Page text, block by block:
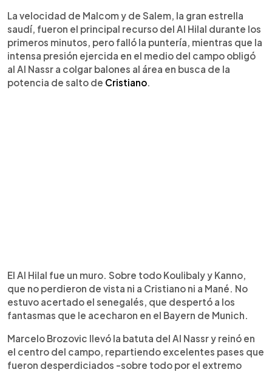
La velocidad de Malcom y de Salem, la gran estrella
saudí, fueron el principal recurso del Al Hilal durante los
primeros minutos, pero falló la puntería, mientras que la
intensa presión ejercida en el medio del campo obligó
al Al Nassr a colgar balones al área en busca de la
potencia de salto de Cristiano
El Al Hilal fue un muro. Sobre todo Koulibaly y Kanno,
que no perdieron de vista ni a Cristiano ni a Mané. No
estuvo acertado el senegalés, que despertó a los
fantasmas que le acecharon en el Bayern de Munich.
Marcelo Brozovic llevó la batuta del Al Nassr y reinó en
el centro del campo, repartiendo excelentes pases que
fueron desperdiciados -sobre todo por el extremo